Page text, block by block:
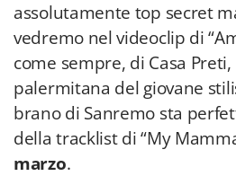
assolutamente top secret
vedremo nel videoclip di
come sempre, di Casa Preti,
palermitana del giovane
brano di Sanremo sta
della tracklist di “My
marzo.